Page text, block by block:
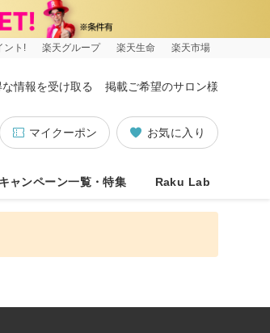
ント! 楽天グループ 楽天生命 楽天市場
な情報を受け取る 掲載ご希望のサロン様
お気に入り
マイクーポン
キャンペーン一覧・特集 Raku Lab